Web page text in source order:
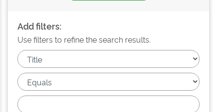
Add filters:
Use filters to refine the search results.